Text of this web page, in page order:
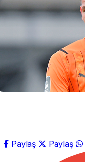
Paylaş Paylaş